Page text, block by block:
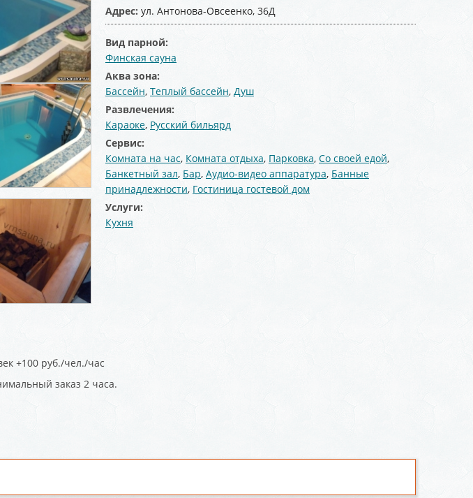
Адрес: ул. Антонова-Овсеенко, 36Д
Вид парной:
Финская сауна
Аква зона:
Бассейн, Теплый бассейн, Душ
Развлечения:
Караоке, Русский бильярд
Сервис:
Комната на час, Комната отдыха, Парковка, Со своей едой,
Банкетный зал, Бар, Аудио-видео аппаратура, Банные
принадлежности, Гостиница гостевой дом
Услуги:
Кухня
+100 руб./чел./час
заказ 2 часа.